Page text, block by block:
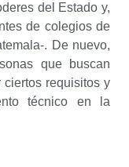
del Estado y,
de colegios de
. De nuevo,
que buscan
requisitos y
técnico en la